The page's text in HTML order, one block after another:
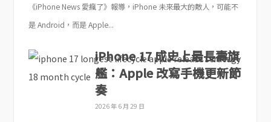
《iPhone News 愛瘋了》報導，iPhone 未來最大的敵人，可能不
是 Android，而是 Apple...
iPhone 17 成史上最長壽旗
艦：Apple 改寫手機更新節
奏
2026 年 6 月 29 日